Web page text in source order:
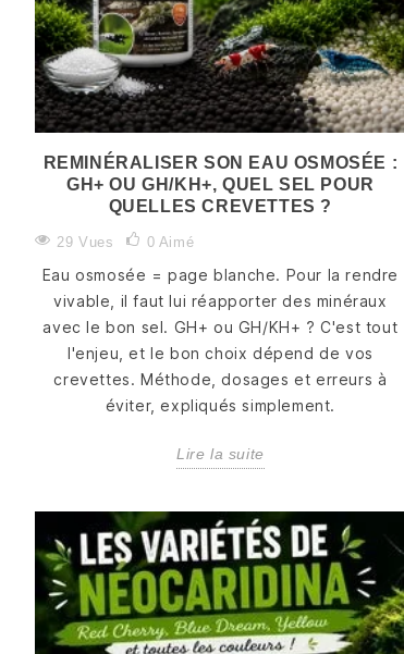
GUIDE D'ÉLEVAGE
DE CREVETTES
D'AQUARIUM
2845 vues
faut savoir pour bien
entretenir vos crevettes
d’aquarium :
paramètres d’eau,
reproduction,...
LUBAO BAG,
KALLAX BALL &
OU VRAIE UTILITÉ
?
2 Aimé
Concentrés de vie
microbienne ou simple
effet de mode ? Nous
avons testé les Lubao
pendant...
REMINÉRALISER SON EAU OSMOSÉE :
GH+ OU GH/KH+, QUEL SEL POUR
QUELLES CREVETTES ?
29 Vues 0 Aimé
Eau osmosée = page blanche. Pour la rendre
vivable, il faut lui réapporter des minéraux
avec le bon sel. GH+ ou GH/KH+ ? C'est tout
l'enjeu, et le bon choix dépend de vos
crevettes. Méthode, dosages et erreurs à
éviter, expliqués simplement.
Lire la suite